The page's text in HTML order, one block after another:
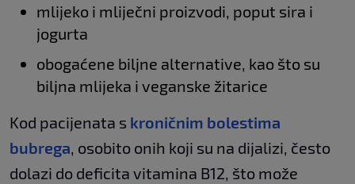
mlijeko i mliječni proizvodi, poput sira i
jogurta
obogaćene biljne alternative, kao što su
biljna mlijeka i veganske žitarice
Kod pacijenata s kroničnim bolestima
bubrega, osobito onih koji su na dijalizi, često
dolazi do deficita vitamina B12, što može